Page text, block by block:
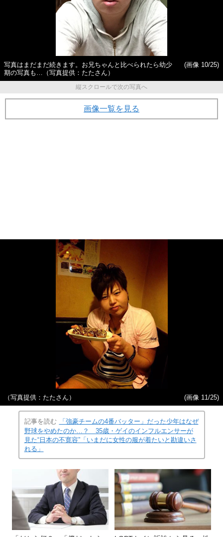
写真はまだまだ続きます。お兄ちゃんと比べられたら幼少
期の写真も…（写真提供：たたさん）
(画像 10/25)
縦スクロールで次の写真へ
画像一覧を見る
（写真提供：たたさん） (画像 11/25)
記事を読む
「強豪チームの4番バッター」だった少年はなぜ
野球をやめたのか…？ 35歳・ゲイのインフルエンサーが
見た“日本の不寛容”「いまだに女性の服が着たいと勘違いさ
れる」